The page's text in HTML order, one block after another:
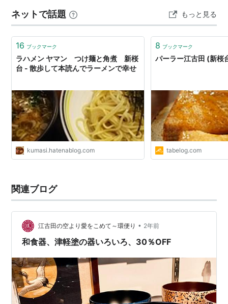
ネットで話題 もっと見る
16 ブックマーク
ラハメン ヤマン つけ麺と角煮 新桜
台 - 散歩して本読んでラーメンで幸せ
kumasi.hatenablog.com
8 ブックマーク
パーラー江古田 (新桜
tabelog.com
関連ブログ
江古田の空より愛をこめて～環便り • 2年前
和食器、津軽塗の器いろいろ、30％OFF